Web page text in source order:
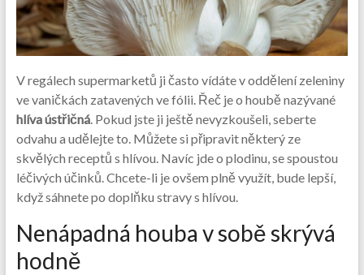
V regálech supermarketů ji často vídáte v oddělení zeleniny
ve vaničkách zatavených ve fólii. Řeč je o houbě nazývané
hlíva ústřičná. Pokud jste ji ještě nevyzkoušeli, seberte
odvahu a udělejte to. Můžete si připravit některý ze
skvělých receptů s hlívou. Navíc jde o plodinu, se spoustou
léčivých účinků. Chcete-li je ovšem plně využít, bude lepší,
když sáhnete po doplňku stravy s hlívou.
Nenápadná houba v sobě skrývá
hodně